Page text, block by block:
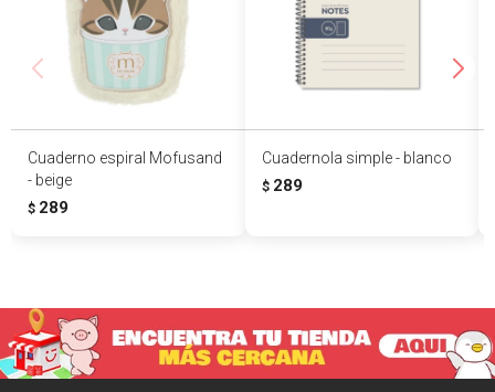
Cuaderno espiral Mofusand
- beige
$ 289
Cuadernola simple - blanco
$ 289